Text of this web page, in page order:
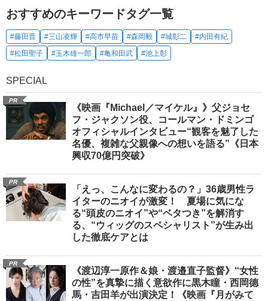
おすすめのキーワードタグ一覧
#藤田晋 #三山凌輝 #高市早苗 #森岡毅 #城彰二
#内田有紀
#松田聖子
#玉木雄一郎 #亀和田武 #池上彰
SPECIAL
PR
《映画『Michael／マイケル』》父ジョセ
フ・ジャクソン役、コールマン・ドミンゴ
オフィシャルインタビュー“観客を魅了した
名優、複雑な父親像への想いを語る”《日本
興収70億円突破》
PR
「えっ、こんなに変わるの？」36歳男性ラ
イターのニオイが激変！ 夏場に気にな
る“頭皮のニオイ”や“ベタつき”を解消す
る、“ウィッグのスペシャリスト”が生み出
した徹底ケアとは
PR
《渡辺淳一原作＆娘・渡邉直子監督》“女性
の性”を真摯に描く意欲作に黒木瞳・西岡德
馬・吉田羊が出演決定！《映画『月がみて